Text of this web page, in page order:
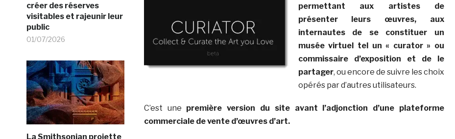
créer des réserves
visitables et rajeunir leur
public
01/07/2026
La Smithsonian projette
permettant aux artistes de
présenter leurs œuvres, aux
internautes de se constituer un
musée virtuel tel un « curator » ou
commissaire d’exposition et de le
partager, ou encore de suivre les choix
opérés par d’autres utilisateurs.
C’est une première version du site avant l’adjonction d’une plateforme
commerciale de vente d’œuvres d’art.